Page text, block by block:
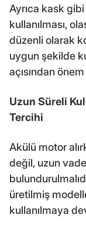
Ayrıca kask
kullanılması,
düzenli olarak
uygun şekilde
açısından önem
Uzun Süreli
Tercihi
Akülü motor
değil, uzun
üretilmiş
kullanılmaya